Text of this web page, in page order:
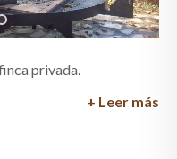
privada.
+ Leer más